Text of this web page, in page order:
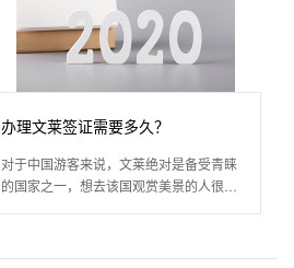
办理文莱签证需要多久？
对于中国游客来说，文莱绝对是备受青睐
的国家之一，想去该国观赏美景的人很